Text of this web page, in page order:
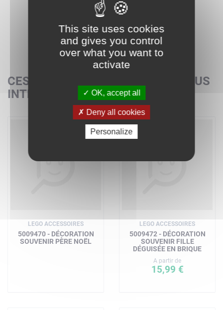
CES SETS POURRAIENT AUSSI VOUS
INTÉRESSER
LEGO ACCESSOIRES
5009470 - DÉCORATION
SOUVENIR PÈRE NOËL
LEGO ACCESSOIRES
5009472 - DÉCORATION
SOUVENIR FILLE
DÉGUISÉE EN BRIQUE
A partir de
15,99 €
This site uses cookies
and gives you control
over what you want to
activate
OK, accept all
Deny all cookies
Personalize